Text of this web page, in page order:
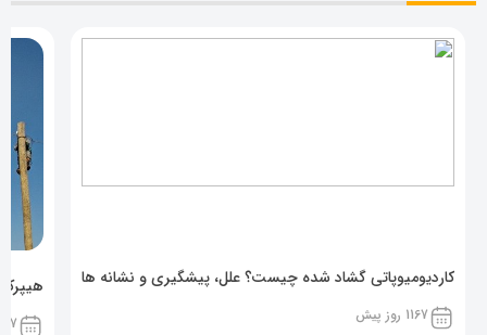
کاردیومیوپاتی گشاد شده چیست؟ علل، پیشگیری و نشانه ها
1167 روز پیش 1167